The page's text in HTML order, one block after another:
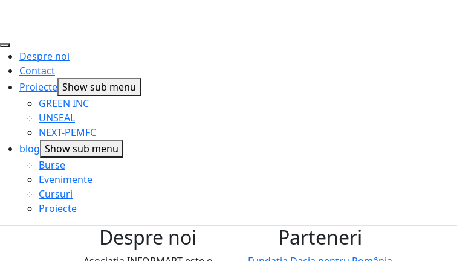
Despre noi
Contact
Proiecte Show sub menu
GREEN INC
UNSEAL
NEXT-PEMFC
blog Show sub menu
Burse
Evenimente
Cursuri
Proiecte
Despre noi Parteneri